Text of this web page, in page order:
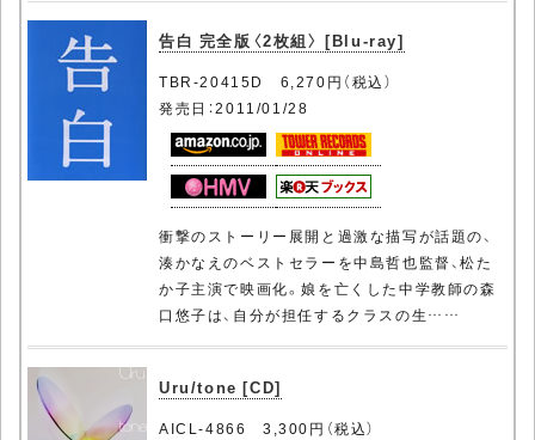
告白 完全版〈2枚組〉 [Blu-ray]
TBR-20415D 6,270円（税込）
発売日：2011/01/28
衝撃のストーリー展開と過激な描写が話題の、
湊かなえのベストセラーを中島哲也監督、松た
か子主演で映画化。娘を亡くした中学教師の森
口悠子は、自分が担任するクラスの生……
Uru/tone [CD]
AICL-4866 3,300円（税込）